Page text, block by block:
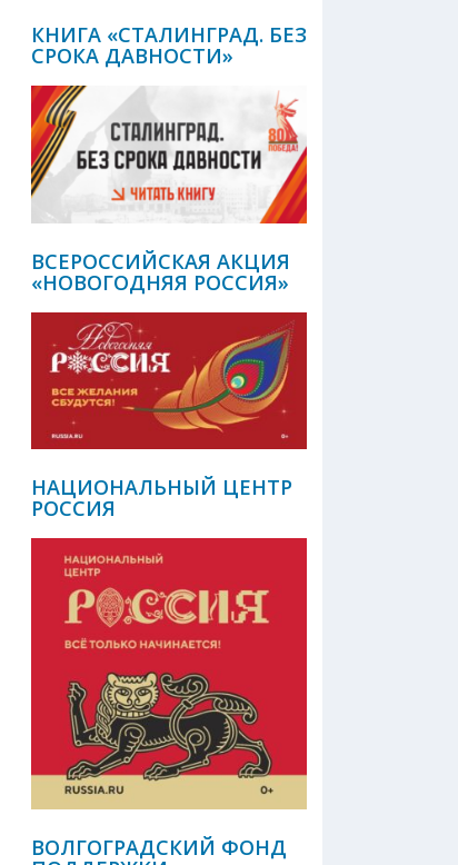
КНИГА «СТАЛИНГРАД. БЕЗ
СРОКА ДАВНОСТИ»
ВСЕРОССИЙСКАЯ АКЦИЯ
«НОВОГОДНЯЯ РОССИЯ»
НАЦИОНАЛЬНЫЙ ЦЕНТР
РОССИЯ
ВОЛГОГРАДСКИЙ ФОНД